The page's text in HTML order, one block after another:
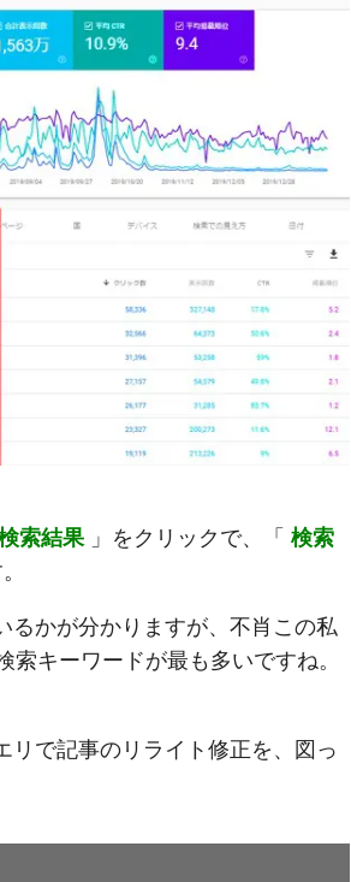
索結果 」をクリックで、「 検索
るかが分かりますが、不肖この私
キーワードが最も多いですね。
リで記事のリライト修正を、図っ